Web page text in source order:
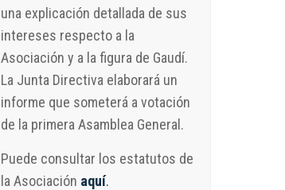
una explicación detallada de sus
intereses respecto a la
Asociación y a la figura de Gaudí.
La Junta Directiva elaborará un
informe que someterá a votación
de la primera Asamblea General.
Puede consultar los estatutos de
la Asociación aquí.